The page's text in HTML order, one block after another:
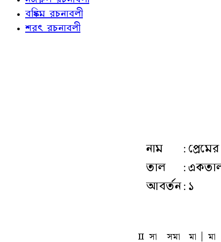
বঙ্কিম রচনাবলী
শরৎ রচনাবলী
নাম :
তাল
:
আবর্তন: ১
L sa sma ma ma